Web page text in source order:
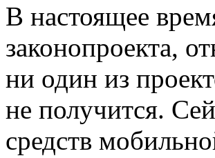
В настоящее
законопроекта,
ни один из
не получится.
средств